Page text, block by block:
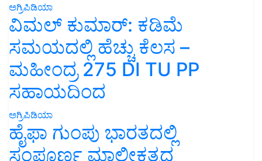
ಅಗ್ರಿಪಿಡಿಯಾ
ವಿಮಲ್ ಕುಮಾರ್: ಕಡಿಮೆ
ಸಮಯದಲ್ಲಿ ಹೆಚ್ಚು ಕೆಲಸ –
ಮಹೀಂದ್ರ 275 DI TU PP
ಸಹಾಯದಿಂದ
ಅಗ್ರಿಪಿಡಿಯಾ
ಹೈಫಾ ಗುಂಪು ಭಾರತದಲ್ಲಿ
ಸಂಪೂರ್ಣ ಮಾಲೀಕತ್ವದ